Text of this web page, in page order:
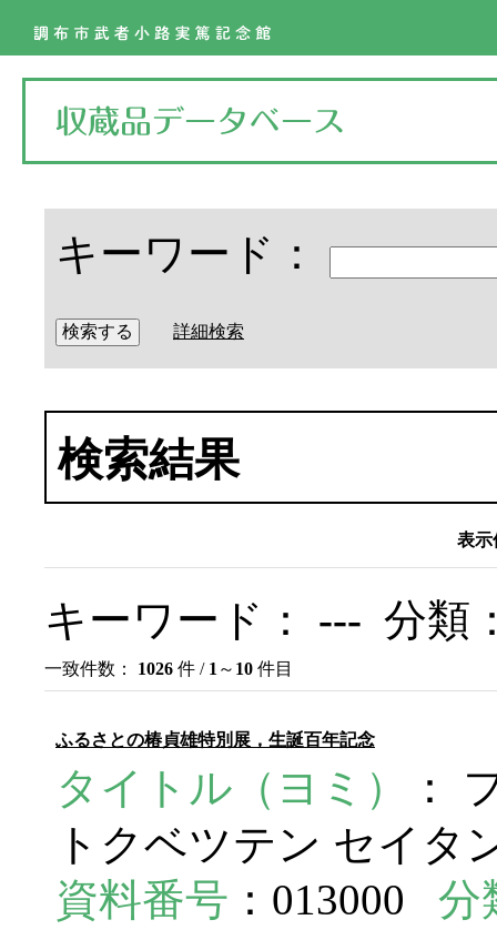
キーワード：
詳細検索
検索結果
表示
キーワード： --- 分類
一致件数： 1026 件 / 1 ～ 10 件目
ふるさとの椿貞雄特別展，生誕百年記念
タイトル（ヨミ）
：
トクベツテン セイタ
資料番号 ：013000 分